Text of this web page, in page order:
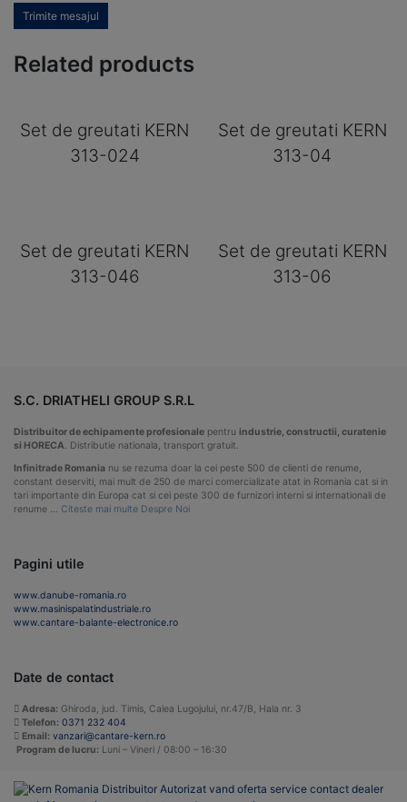
Trimite mesajul
Related products
Set de greutati KERN
313-024
Set de greutati KERN
313-04
Set de greutati KERN
313-046
Set de greutati KERN
313-06
S.C. DRIATHELI GROUP S.R.L
Distribuitor de echipamente profesionale pentru industrie, constructii, curatenie
si HORECA. Distributie nationala, transport gratuit.
Infinitrade Romania nu se rezuma doar la cei peste 500 de clienti de renume,
constant deserviti, mai mult de 250 de marci comercializate atat in Romania cat si in
tari importante din Europa cat si cei peste 300 de furnizori interni si internationali de
renume … Citeste mai multe Despre Noi
Pagini utile
www.danube-romania.ro
www.masinispalatindustriale.ro
www.cantare-balante-electronice.ro
Date de contact
Adresa: Ghiroda, jud. Timis, Calea Lugojului, nr.47/B, Hala nr. 3
Telefon: 0371 232 404
Email: vanzari@cantare-kern.ro
Program de lucru: Luni – Vineri / 08:00 – 16:30